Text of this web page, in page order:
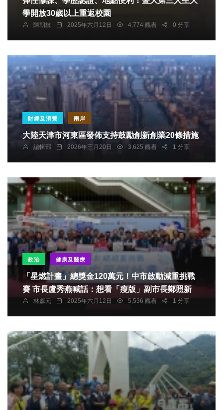
學開放30歲以上重返校園
陳朝枝 2025年六月12日 4,774 觀看 0 分享
財經及消費 兩岸
大陸天津市河東區發佈支持鼓勵創新創業20條措施
編輯部 2026年三月20日 3,625 觀看 1 分享
政治 健康及醫療
「星燃計畫」總獎金120萬元！中市啟動減重挑戰
賽 市長盧秀燕喊話：想看「瘦版」副市長鄭照新
林獻元 2025年六月12日 5,536 觀看 1 分享